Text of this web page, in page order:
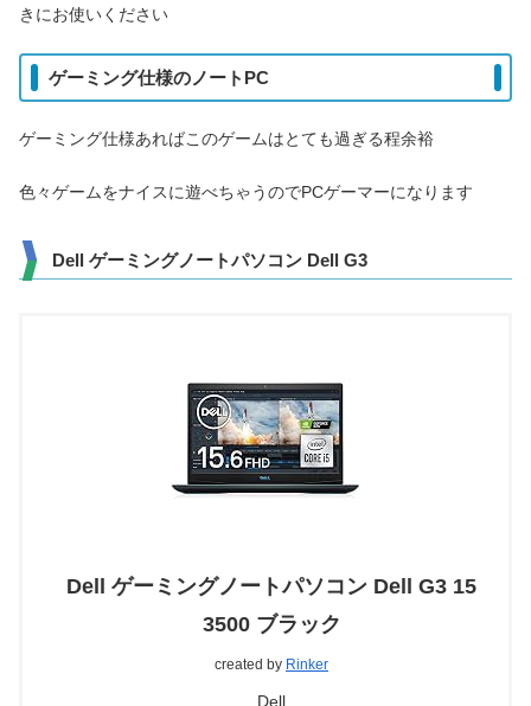
きにお使いください
ゲーミング仕様のノートPC
ゲーミング仕様あればこのゲームはとても過ぎる程余裕
色々ゲームをナイスに遊べちゃうのでPCゲーマーになります
Dell ゲーミングノートパソコン Dell G3
Dell ゲーミングノートパソコン Dell G3 15
3500 ブラック
created by Rinker
Dell